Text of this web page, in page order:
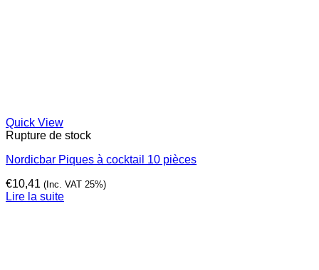
Quick View
Rupture de stock
Nordicbar Piques à cocktail 10 pièces
€10,41 (Inc. VAT 25%)
Lire la suite